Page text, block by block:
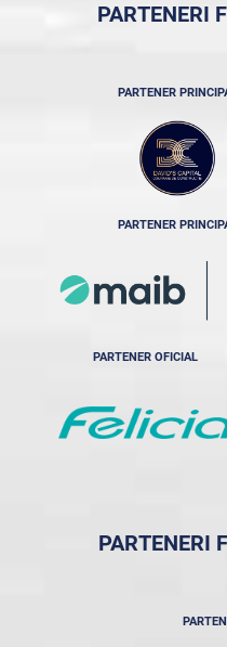
PARTENERI
PARTENER
PARTENER
PARTENER OFICIAL
PARTENERI